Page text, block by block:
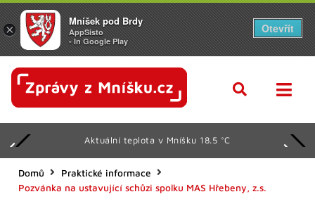
Aktuální teplota v Mníšku 18.5 °C
Domů
Praktické informace
Pozvánka na ustavující schůzi spolku MAS Hřebeny, z.s.
×
Mníšek pod Brdy
AppSisto
- In Google Play
Otevřít